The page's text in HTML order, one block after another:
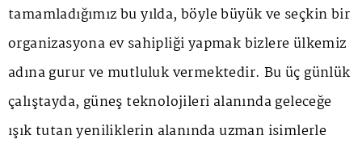
tamamladığımız bu yılda, böyle büyük ve seçkin bir
organizasyona ev sahipliği yapmak bizlere ülkemiz
adına gurur ve mutluluk vermektedir. Bu üç günlük
çalıştayda, güneş teknolojileri alanında geleceğe
ışık tutan yeniliklerin alanında uzman isimlerle